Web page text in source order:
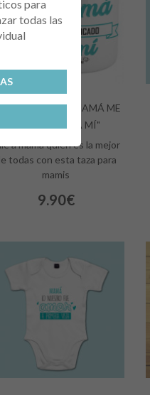
"LA MEJOR MAMÁ ME
HA TOCADO A MÍ"
a mamá quién es la mejor
todas con esta taza para
mamis
9.90€
para
todas las